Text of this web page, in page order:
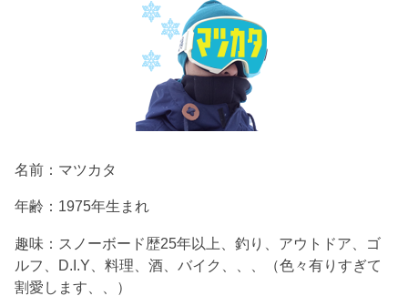
名前：マツカタ
年齢：1975年生まれ
趣味：スノーボード歴25年以上、釣り、アウトドア、ゴ
ルフ、D.I.Y、料理、酒、バイク、、、（色々有りすぎて
割愛します、、）